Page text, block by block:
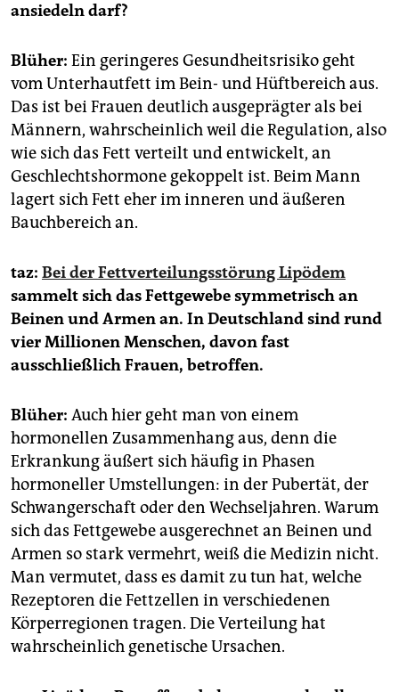
ansiedeln darf?
Blüher: Ein geringeres Gesundheitsrisiko geht
vom Unterhautfett im Bein- und Hüftbereich aus.
Das ist bei Frauen deutlich ausgeprägter als bei
Männern, wahrscheinlich weil die Regulation, also
wie sich das Fett verteilt und entwickelt, an
Geschlechtshormone gekoppelt ist. Beim Mann
lagert sich Fett eher im inneren und äußeren
Bauchbereich an.
taz: Bei der Fettverteilungsstörung Lipödem
sammelt sich das Fettgewebe symmetrisch an
Beinen und Armen an. In Deutschland sind rund
vier Millionen Menschen, davon fast
ausschließlich Frauen, betroffen.
Blüher: Auch hier geht man von einem
hormonellen Zusammenhang aus, denn die
Erkrankung äußert sich häufig in Phasen
hormoneller Umstellungen: in der Pubertät, der
Schwangerschaft oder den Wechseljahren. Warum
sich das Fettgewebe ausgerechnet an Beinen und
Armen so stark vermehrt, weiß die Medizin nicht.
Man vermutet, dass es damit zu tun hat, welche
Rezeptoren die Fettzellen in verschiedenen
Körperregionen tragen. Die Verteilung hat
wahrscheinlich genetische Ursachen.